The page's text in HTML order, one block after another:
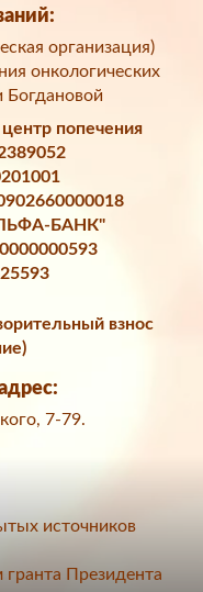
организация)
онкологических
Богдановой
попечения
БАНК"
взнос
7-79.
источников
гранта Президента